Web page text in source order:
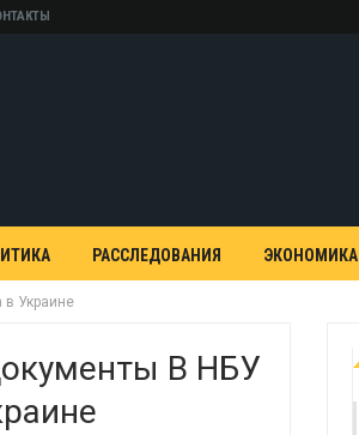
РАССЛЕДОВАНИЯ ЭКОНОМИКА
в Украине
В НБУ